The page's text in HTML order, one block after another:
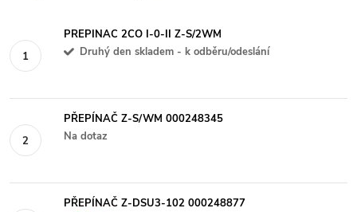
PREPINAC 2CO I-0-II Z-S/2WM
Druhý den skladem - k odběru/odeslání
PŘEPÍNAČ Z-S/WM 000248345
Na dotaz
PŘEPÍNAČ Z-DSU3-102 000248877